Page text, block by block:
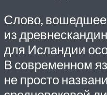
Слово,
из
для Ислан­дии
В современном
не просто